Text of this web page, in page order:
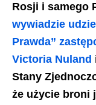
Rosji i samego
wywiadzie
Prawda”
Victoria Nuland
Stany
że użycie broni